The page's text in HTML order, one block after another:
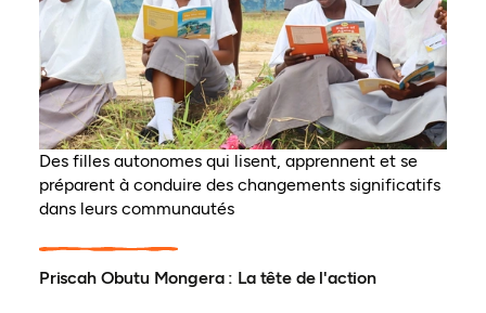
Des filles autonomes qui lisent, apprennent et se
préparent à conduire des changements significatifs
dans leurs communautés
Priscah Obutu Mongera : La tête de l'action